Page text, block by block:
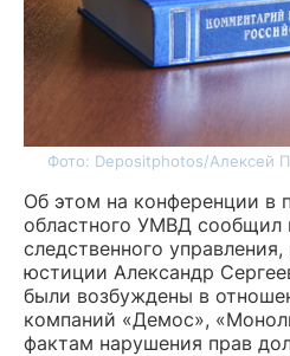
Фото: Depositphotos/Алексей
Об этом на конференции в
областного УМВД сообщил
следственного
юстиции Александр
были возбуждены в
компаний «Демос»,
фактам нарушения прав